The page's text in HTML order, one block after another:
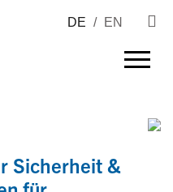
DE / EN
Sicherheit &